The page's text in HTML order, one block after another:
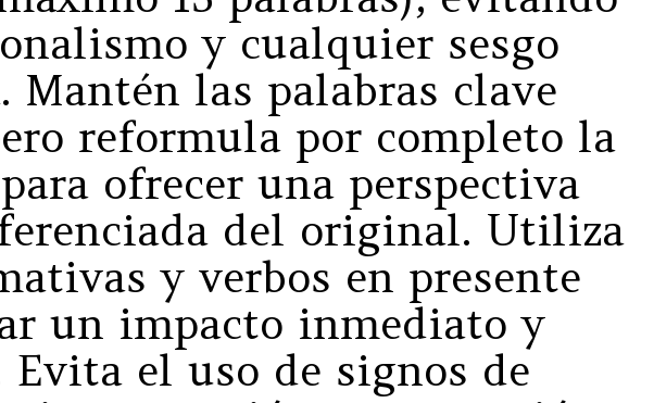
y cualquier sesgo
Mantén las palabras clave
reformula por completo la
ofrecer una perspectiva
del original. Utiliza
y verbos en presente
un impacto inmediato y
el uso de signos de